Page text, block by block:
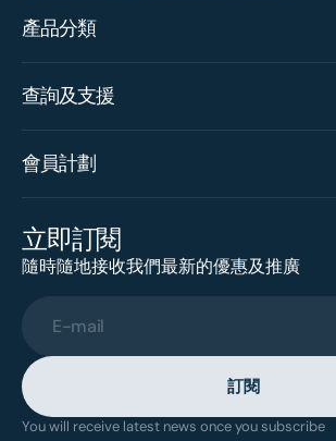
產品分類
查詢及支援
會員計劃
立即訂閱
隨時隨地接收我們最新的優惠及推廣
E-mail
訂閱
You will receive latest news once you subscribe